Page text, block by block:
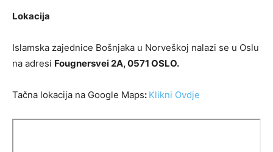
Lokacija
Islamska zajednice Bošnjaka u Norveškoj nalazi se u Oslu
na adresi Fougnersvei 2A, 0571 OSLO.
Tačna lokacija na Google Maps: Klikni Ovdje